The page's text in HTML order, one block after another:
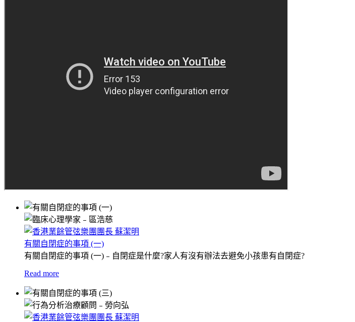
有關自閉症的事項 (一)
有關自閉症的事項 (一)﹣自閉症是什麼?家人有沒有辦法去避免小孩患有自閉症?
Read more